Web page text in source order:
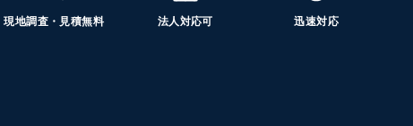
現地調査・見積無料 法人対応可 迅速対応